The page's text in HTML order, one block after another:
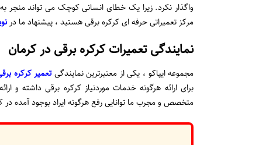
واگذار نکرد. زیرا یک خطای انسانی کوچک می تواند منجر
مرکز تعمیراتی حرفه ای کرکره برقی هستید ، پیشنهاد ما در
نمایندگی تعمیرات کرکره برقی در کرمان
مجموعه ایپاکو ، یکی از معتبرترین نمایندگیتعمیر کرکره
برای ارائه هرگونه خدمات موردنیاز کرکره برقی
متخصص و مجرب ما توانایی رفع هرگونه ایراد بوجود آمده در